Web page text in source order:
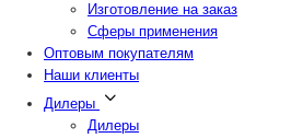
Изготовление на заказ
Сферы применения
Оптовым покупателям
Наши клиенты
Дилеры
Дилеры